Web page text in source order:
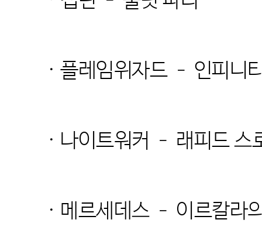
· 플레임위자드 – 인피니
· 나이트워커 – 래피드 스
· 메르세데스 – 이르칼라